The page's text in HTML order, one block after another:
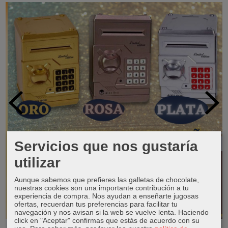
Servicios que nos gustaría
utilizar
Aunque sabemos que prefieres las galletas de chocolate,
nuestras cookies son una importante contribución a tu
experiencia de compra. Nos ayudan a enseñarte jugosas
ofertas, recuerdan tus preferencias para facilitar tu
navegación y nos avisan si la web se vuelve lenta. Haciendo
click en "Aceptar" confirmas que estás de acuerdo con su